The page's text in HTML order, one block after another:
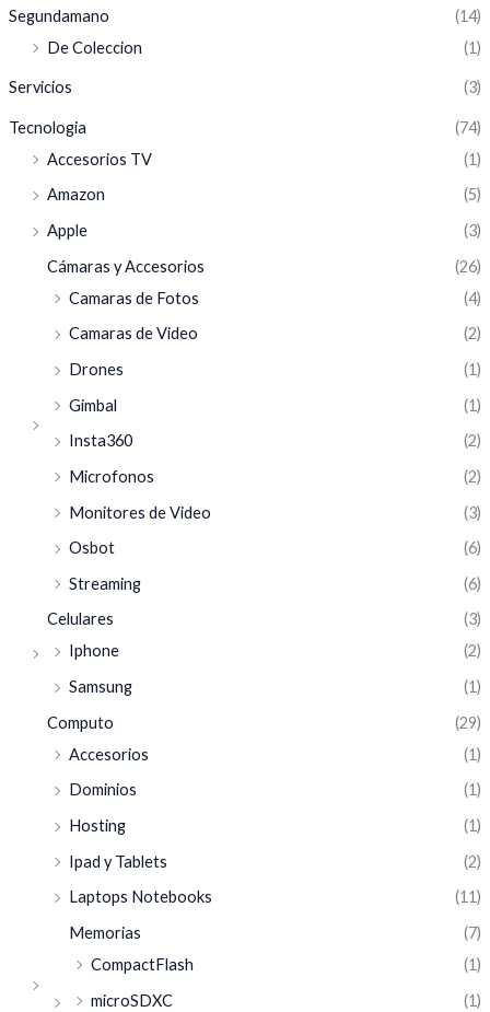
Segundamano
(14)
De Coleccion
(1)
Servicios (3)
Tecnologia
(74)
Accesorios TV
(1)
Amazon
(5)
Apple
(3)
Cámaras y Accesorios
(26)
Camaras de Fotos
(4)
Camaras de Video
(2)
Drones
(1)
Gimbal
(1)
Insta360
(2)
Microfonos
(2)
Monitores de Video
(3)
Osbot
(6)
Streaming
(6)
Celulares
(3)
Iphone
(2)
Samsung
(1)
Computo
(29)
Accesorios
(1)
Dominios
(1)
Hosting
(1)
Ipad y Tablets
(2)
Laptops Notebooks
(11)
Memorias
(7)
CompactFlash
(1)
microSDXC
(1)